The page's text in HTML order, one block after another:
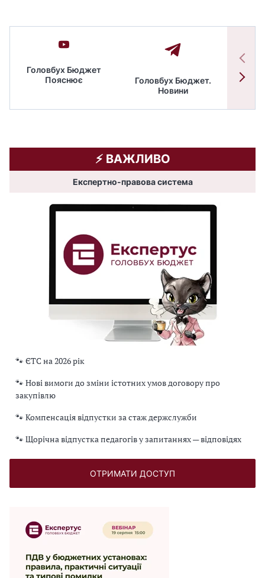
Головбух Бюджет
Пояснює
Головбух Бюджет.
Новини
⚡️ ВАЖЛИВО
Експертно-правова система
🐾 ЄТС на 2026 рік
🐾 Нові вимоги до зміни істотних умов договору про
закупівлю
🐾 Компенсація відпустки за стаж держслужби
🐾 Щорічна відпустка педагогів у запитаннях — відповідях
ОТРИМАТИ ДОСТУП